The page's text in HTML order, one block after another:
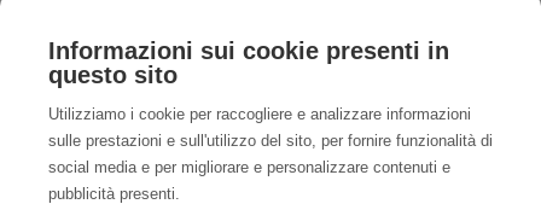
2 Contatta un nostro esperto
3 Fissa un sopralluogo accurato
Informazioni sui cookie presenti in
questo sito
Utilizziamo i cookie per raccogliere e analizzare informazioni
sulle prestazioni e sull'utilizzo del sito, per fornire funzionalità di
social media e per migliorare e personalizzare contenuti e
pubblicità presenti.